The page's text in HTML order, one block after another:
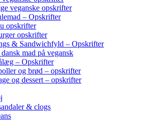
veganske opskrifter
– Opskrifter
opskrifter
opskrifter
& Sandwichfyld – Opskrifter
mad på vegansk
– Opskrifter
og brød – opskrifter
og dessert – opskrifter
& clogs